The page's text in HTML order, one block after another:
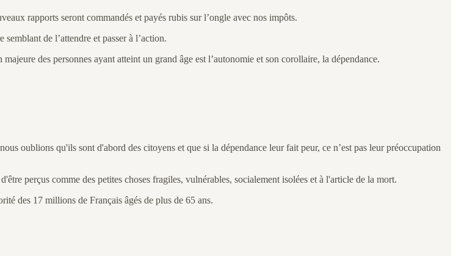
rapports seront commandés et payés rubis sur l’ongle avec nos impôts.
de l’attendre et passer à l’action.
des personnes ayant atteint un grand âge est l’autonomie et son corollaire, la dépendance.
oublions qu'ils sont d'abord des citoyens et que si la dépendance leur fait peur, ce n’est pas leur préoccupation
perçus comme des petites choses fragiles, vulnérables, socialement isolées et à l'article de la mort.
des 17 millions de Français âgés de plus de 65 ans.